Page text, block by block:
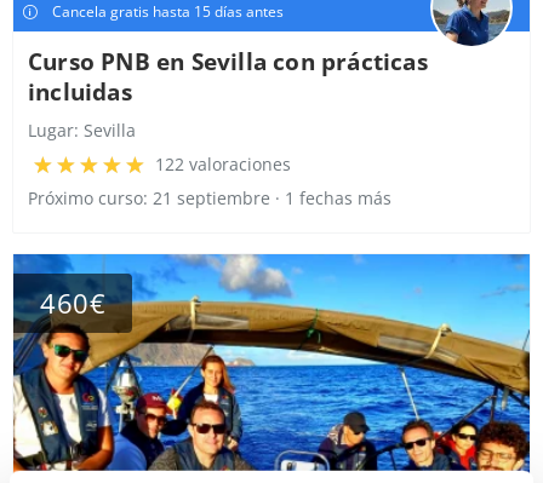
Cancela gratis hasta 15 días antes
Curso PNB en Sevilla con prácticas
incluidas
Lugar: Sevilla
122 valoraciones
Próximo curso: 21 septiembre · 1 fechas más
460€